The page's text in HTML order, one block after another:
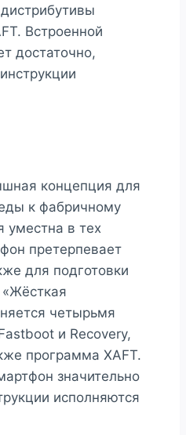
Встроенной
достаточно,
концепция для
к фабричному
уместна в тех
претерпевает
для подготовки
четырьмя
и Recovery,
программа XAFT.
значительно
исполняются